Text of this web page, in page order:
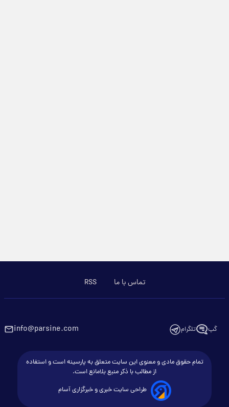
تماس با ما RSS
گپ تلگرام info@parsine.com
تمام حقوق مادی و معنوی این سایت متعلق به پارسینه است و استفاده
از مطالب با ذکر منبع بلامانع است.
طراحی سایت خبری و خبرگزاری آسام